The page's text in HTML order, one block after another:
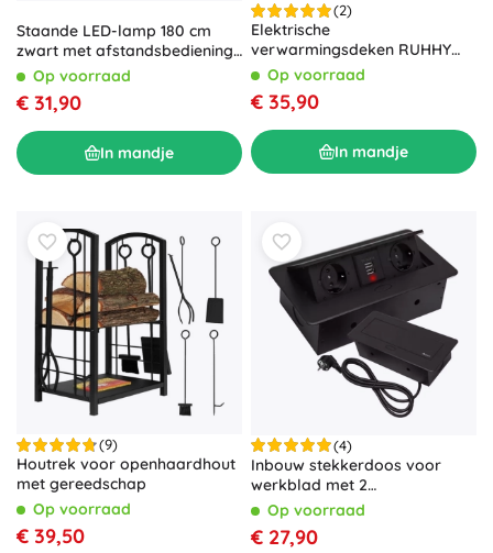
Staande LED-lamp 180 cm
zwart met afstandsbediening
en timer IZOXIS
Op voorraad
€ 31,90
In mandje
(2)
Elektrische
verwarmingsdeken RUHHY
180 × 130 cm met
afstandsbediening
Op voorraad
€ 35,90
In mandje
(9)
Houtrek voor openhaardhout
met gereedschap
Op voorraad
€ 39,50
(4)
Inbouw stekkerdoos voor
werkblad met 2
stopcontacten en 2 USB, zwart
Op voorraad
€ 27,90